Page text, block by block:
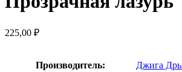
225,00 ₽
Производитель: Джига